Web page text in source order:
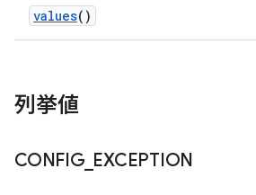
values()
列挙値
CONFIG_ EXCEPTION